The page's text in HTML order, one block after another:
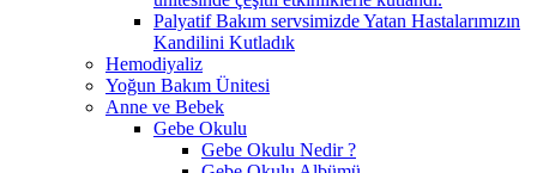
Palyatif Bakım servsimizde Yatan Hastalarımızın
Kandilini Kutladık
Hemodiyaliz
Yoğun Bakım Ünitesi
Anne ve Bebek
Gebe Okulu
Gebe Okulu Nedir ?